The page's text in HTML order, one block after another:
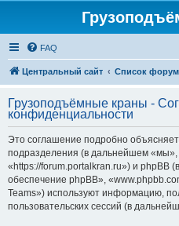
FAQ
Центральный сайт Список
Грузоподъёмные краны -
конфиденциальности
Это соглашение подробно
подразделения (в дальнейшем
«https://forum.portalkran.ru») и phpBB
обеспечение phpBB»,
Teams») используют информацию,
пользовательских сессий (в